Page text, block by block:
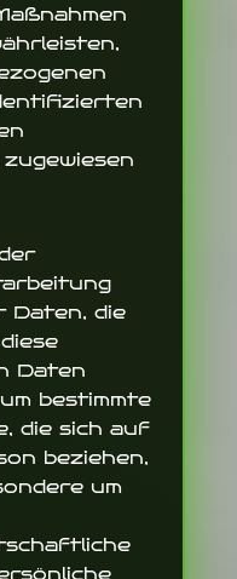
Daten, die
Daten
bestimmte
die sich auf
beziehen,
um